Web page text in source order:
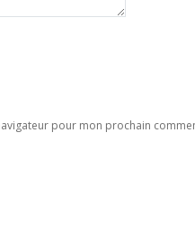
pour mon prochain